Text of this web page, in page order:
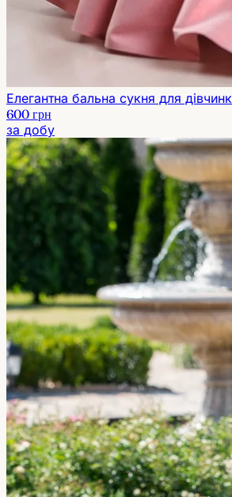
Елегантна бальна сукня для
600 грн
за добу